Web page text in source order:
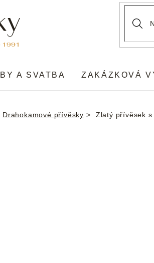
A SVATBA ZAKÁZKOVÁ
Drahokamové přívěsky Zlatý přívěsek